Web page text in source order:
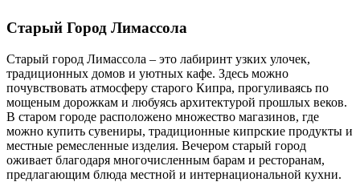
Старый Город Лимассола
Старый город Лимассола – это лабиринт узких улочек,
традиционных домов и уютных кафе. Здесь можно
почувствовать атмосферу старого Кипра, прогуливаясь по
мощеным дорожкам и любуясь архитектурой прошлых веков.
В старом городе расположено множество магазинов, где
можно купить сувениры, традиционные кипрские продукты и
местные ремесленные изделия. Вечером старый город
оживает благодаря многочисленным барам и ресторанам,
предлагающим блюда местной и интернациональной кухни.